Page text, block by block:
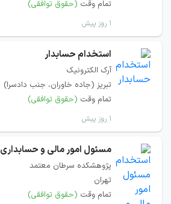
تمام وقت (حقوق توافقی)
۱ روز پیش
استخدام حسابدار
آرک الکترونیک
تبریز (جاده خاوران، جنب دادسرا)
تمام وقت (حقوق توافقی)
۱ روز پیش
مسئول امور مالی و حسابداری
پژوهشکده سرطان معتمد
تهران
تمام وقت (حقوق توافقی)